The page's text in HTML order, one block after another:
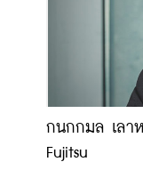
กนกกมล เลา
Fujitsu